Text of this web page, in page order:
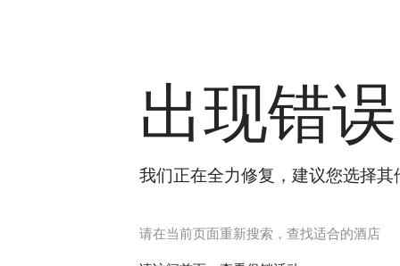
出现错误
我们正在全力修复，建议您选择其
请在当前页面重新搜索，查找适合的酒店